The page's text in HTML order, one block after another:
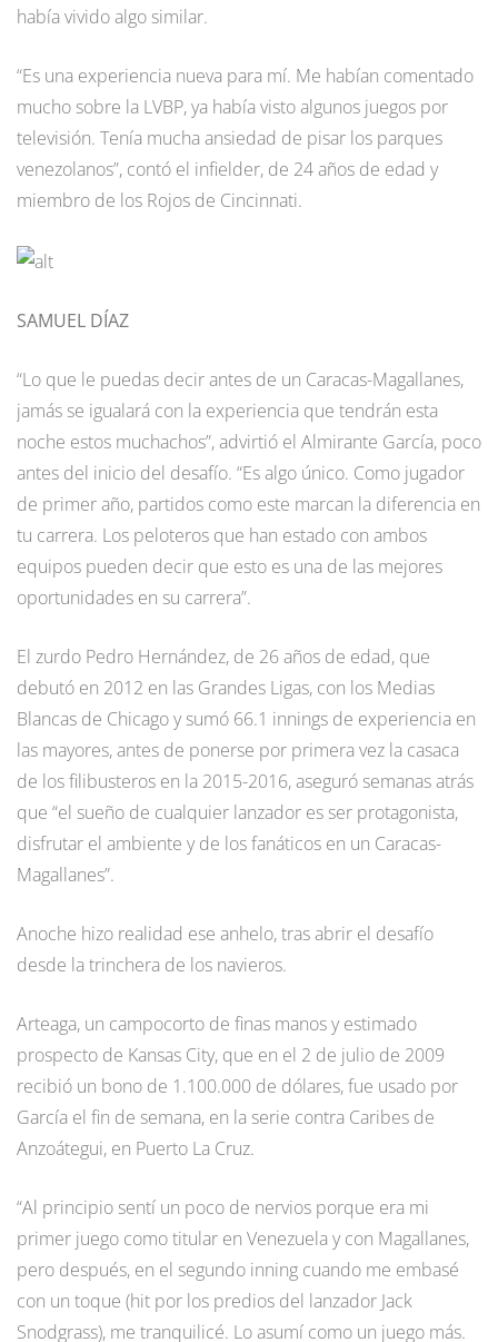
había vivido algo similar.
“Es una experiencia nueva para mí. Me habían comentado
mucho sobre la LVBP, ya había visto algunos juegos por
televisión. Tenía mucha ansiedad de pisar los parques
venezolanos”, contó el infielder, de 24 años de edad y
miembro de los Rojos de Cincinnati.
SAMUEL DÍAZ
“Lo que le puedas decir antes de un Caracas-Magallanes,
jamás se igualará con la experiencia que tendrán esta
noche estos muchachos”, advirtió el Almirante García, poco
antes del inicio del desafío. “Es algo único. Como jugador
de primer año, partidos como este marcan la diferencia en
tu carrera. Los peloteros que han estado con ambos
equipos pueden decir que esto es una de las mejores
oportunidades en su carrera”.
El zurdo Pedro Hernández, de 26 años de edad, que
debutó en 2012 en las Grandes Ligas, con los Medias
Blancas de Chicago y sumó 66.1 innings de experiencia en
las mayores, antes de ponerse por primera vez la casaca
de los filibusteros en la 2015-2016, aseguró semanas atrás
que “el sueño de cualquier lanzador es ser protagonista,
disfrutar el ambiente y de los fanáticos en un Caracas-
Magallanes”.
Anoche hizo realidad ese anhelo, tras abrir el desafío
desde la trinchera de los navieros.
Arteaga, un campocorto de finas manos y estimado
prospecto de Kansas City, que en el 2 de julio de 2009
recibió un bono de 1.100.000 de dólares, fue usado por
García el fin de semana, en la serie contra Caribes de
Anzoátegui, en Puerto La Cruz.
“Al principio sentí un poco de nervios porque era mi
primer juego como titular en Venezuela y con Magallanes,
pero después, en el segundo inning cuando me embasé
con un toque (hit por los predios del lanzador Jack
Snodgrass), me tranquilicé. Lo asumí como un juego más.